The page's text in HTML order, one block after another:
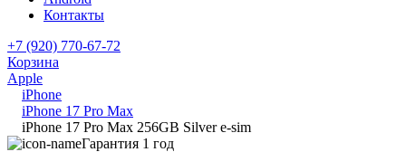
Контакты
+7 (920) 770-67-72
Корзина
Apple
iPhone
iPhone 17 Pro Max
iPhone 17 Pro Max 256GB Silver e-sim
Гарантия 1 год